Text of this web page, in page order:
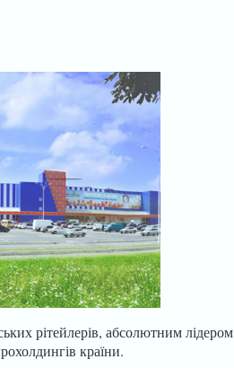
рітейлерів, абсолютним лідером
країни.